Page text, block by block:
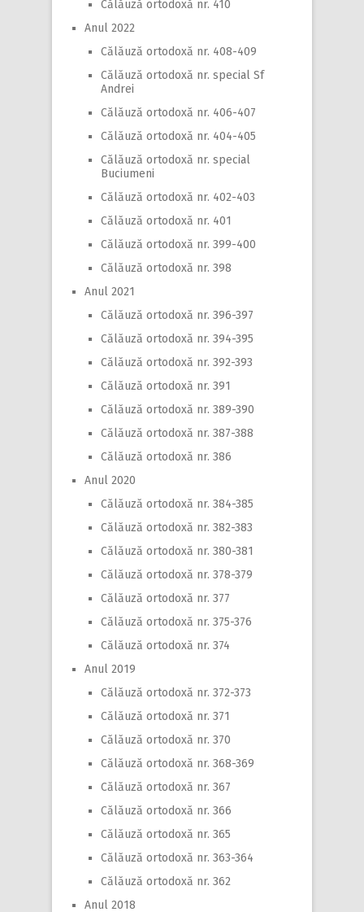
Călăuză ortodoxă nr. 410
Anul 2022
Călăuză ortodoxă nr. 408-409
Călăuză ortodoxă nr. special Sf
Andrei
Călăuză ortodoxă nr. 406-407
Călăuză ortodoxă nr. 404-405
Călăuză ortodoxă nr. special
Buciumeni
Călăuză ortodoxă nr. 402-403
Călăuză ortodoxă nr. 401
Călăuză ortodoxă nr. 399-400
Călăuză ortodoxă nr. 398
Anul 2021
Călăuză ortodoxă nr. 396-397
Călăuză ortodoxă nr. 394-395
Călăuză ortodoxă nr. 392-393
Călăuză ortodoxă nr. 391
Călăuză ortodoxă nr. 389-390
Călăuză ortodoxă nr. 387-388
Călăuză ortodoxă nr. 386
Anul 2020
Călăuză ortodoxă nr. 384-385
Călăuză ortodoxă nr. 382-383
Călăuză ortodoxă nr. 380-381
Călăuză ortodoxă nr. 378-379
Călăuză ortodoxă nr. 377
Călăuză ortodoxă nr. 375-376
Călăuză ortodoxă nr. 374
Anul 2019
Călăuză ortodoxă nr. 372-373
Călăuză ortodoxă nr. 371
Călăuză ortodoxă nr. 370
Călăuză ortodoxă nr. 368-369
Călăuză ortodoxă nr. 367
Călăuză ortodoxă nr. 366
Călăuză ortodoxă nr. 365
Călăuză ortodoxă nr. 363-364
Călăuză ortodoxă nr. 362
Anul 2018